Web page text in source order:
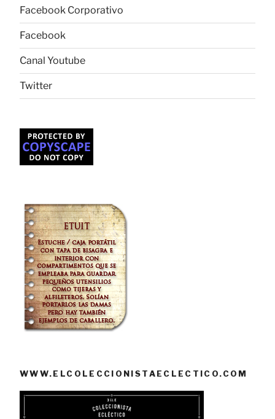
Facebook Corporativo
Facebook
Canal Youtube
Twitter
WWW.ELCOLECCIONISTAECLECTICO.COM